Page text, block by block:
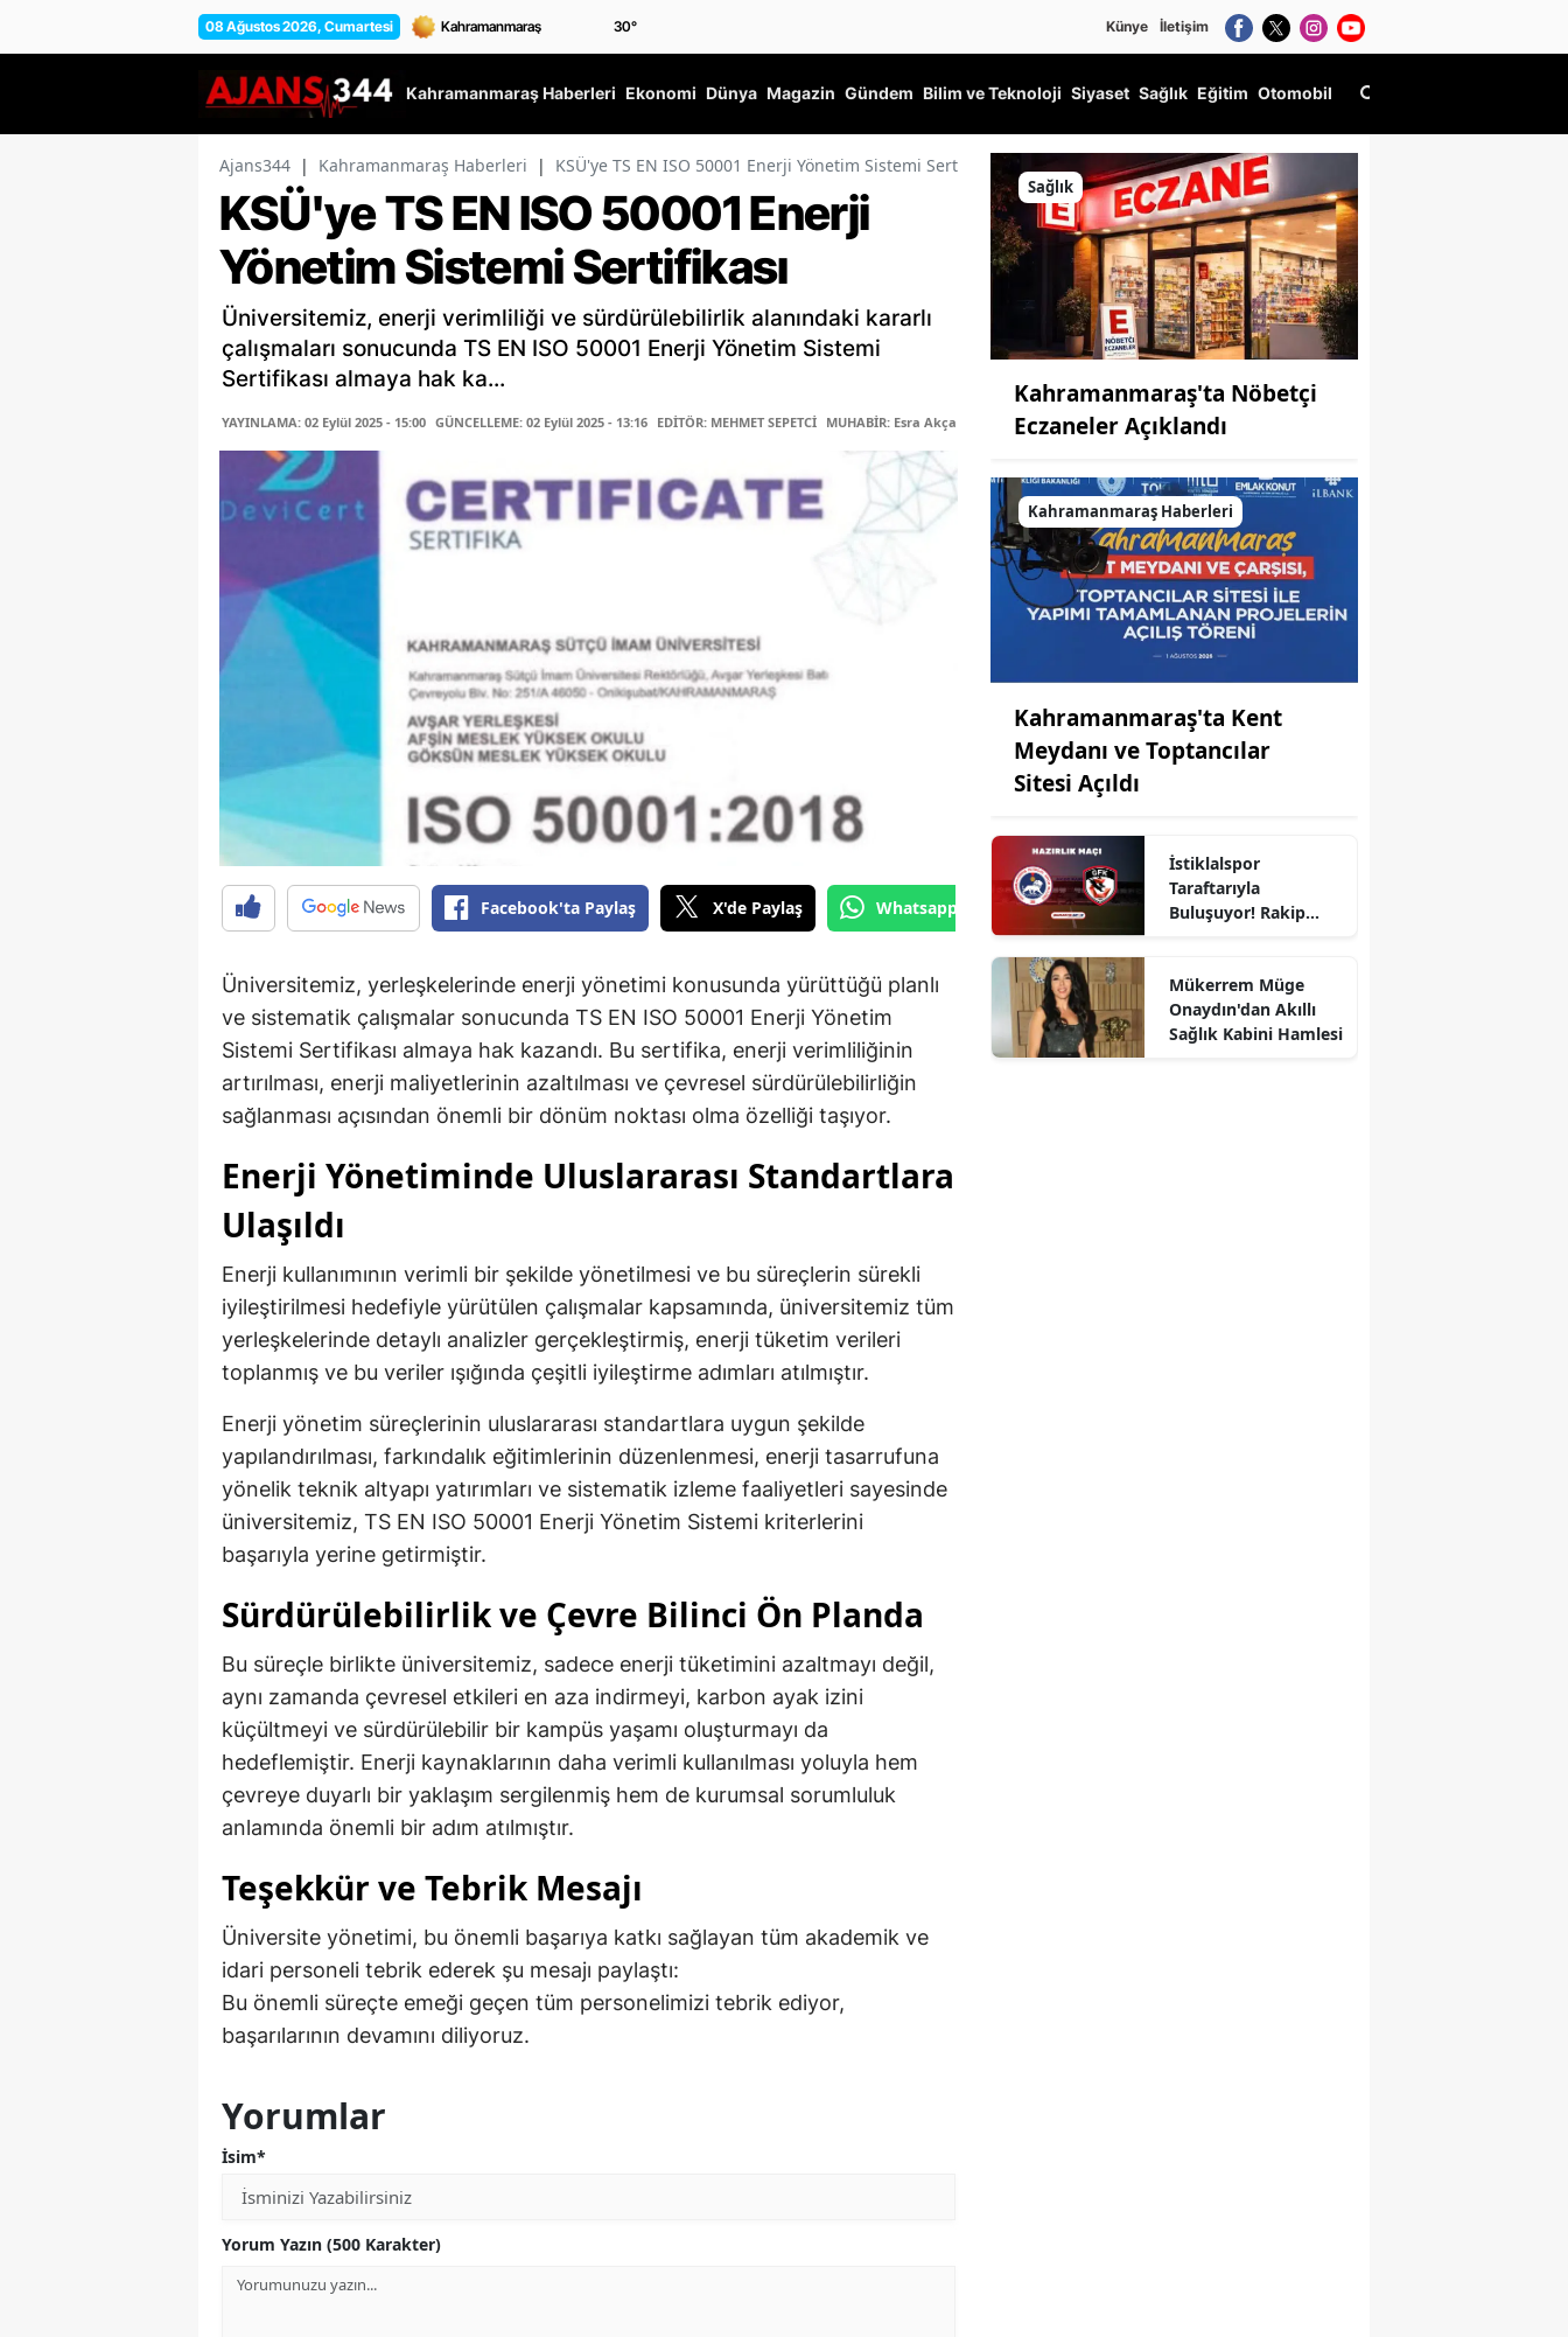
08 Ağustos 2026, Cumartesi 30° Künye İletişim
Kahramanmaraş Haberleri Ekonomi Dünya Magazin Gündem Bilim ve Teknoloji Siyaset Sağlık Eğitim Otomobil
Ajans344 | Kahramanmaraş Haberleri | KSÜ'ye TS EN ISO 50001 Enerji Yönetim Sistemi Sertifikası
KSÜ'ye TS EN ISO 50001 Enerji
Yönetim Sistemi Sertifikası
Üniversitemiz, enerji verimliliği ve sürdürülebilirlik alanındaki kararlı
çalışmaları sonucunda TS EN ISO 50001 Enerji Yönetim Sistemi
Sertifikası almaya hak ka...
YAYINLAMA: 02 Eylül 2025 - 15:00 GÜNCELLEME: 02 Eylül 2025 - 13:16 EDİTÖR: MEHMET SEPETCİ MUHABİR: Esra Akçakle
Facebook'ta Paylaş X'de Paylaş Whatsapp'tan Gönder
Üniversitemiz, yerleşkelerinde enerji yönetimi konusunda yürüttüğü planlı
ve sistematik çalışmalar sonucunda TS EN ISO 50001 Enerji Yönetim
Sistemi Sertifikası almaya hak kazandı. Bu sertifika, enerji verimliliğinin
artırılması, enerji maliyetlerinin azaltılması ve çevresel sürdürülebilirliğin
sağlanması açısından önemli bir dönüm noktası olma özelliği taşıyor.
Enerji Yönetiminde Uluslararası Standartlara
Ulaşıldı
Enerji kullanımının verimli bir şekilde yönetilmesi ve bu süreçlerin sürekli
iyileştirilmesi hedefiyle yürütülen çalışmalar kapsamında, üniversitemiz tüm
yerleşkelerinde detaylı analizler gerçekleştirmiş, enerji tüketim verileri
toplanmış ve bu veriler ışığında çeşitli iyileştirme adımları atılmıştır.
Enerji yönetim süreçlerinin uluslararası standartlara uygun şekilde
yapılandırılması, farkındalık eğitimlerinin düzenlenmesi, enerji tasarrufuna
yönelik teknik altyapı yatırımları ve sistematik izleme faaliyetleri sayesinde
üniversitemiz, TS EN ISO 50001 Enerji Yönetim Sistemi kriterlerini
başarıyla yerine getirmiştir.
Sürdürülebilirlik ve Çevre Bilinci Ön Planda
Bu süreçle birlikte üniversitemiz, sadece enerji tüketimini azaltmayı değil,
aynı zamanda çevresel etkileri en aza indirmeyi, karbon ayak izini
küçültmeyi ve sürdürülebilir bir kampüs yaşamı oluşturmayı da
hedeflemiştir. Enerji kaynaklarının daha verimli kullanılması yoluyla hem
çevreye duyarlı bir yaklaşım sergilenmiş hem de kurumsal sorumluluk
anlamında önemli bir adım atılmıştır.
Teşekkür ve Tebrik Mesajı
Üniversite yönetimi, bu önemli başarıya katkı sağlayan tüm akademik ve
idari personeli tebrik ederek şu mesajı paylaştı:
Bu önemli süreçte emeği geçen tüm personelimizi tebrik ediyor,
başarılarının devamını diliyoruz.
Yorumlar
İsim*
Yorum Yazın (500 Karakter)
Sağlık
Kahramanmaraş'ta Nöbetçi
Eczaneler Açıklandı
Kahramanmaraş Haberleri
Kahramanmaraş'ta Kent
Meydanı ve Toptancılar
Sitesi Açıldı
İstiklalspor
Taraftarıyla
Buluşuyor! Rakip
Mükerrem Müge
Onaydın'dan Akıllı
Sağlık Kabini Hamlesi